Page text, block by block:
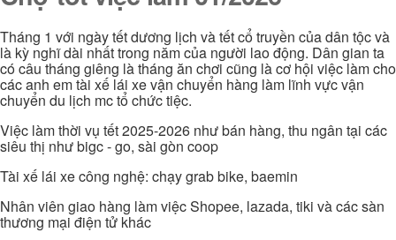
Tháng 1 với ngày tết dương lịch và tết cổ truyền của dân tộc và
là kỳ nghĩ dài nhất trong năm của người lao động. Dân gian ta
có câu tháng giêng là tháng ăn chơi cũng là cơ hội việc làm cho
các anh em tài xế lái xe vận chuyển hàng làm lĩnh vực vận
chuyển du lịch mc tổ chức tiệc.
Việc làm thời vụ tết 2025-2026 như bán hàng, thu ngân tại các
siêu thị như bigc - go, sài gòn coop
Tài xế lái xe công nghệ: chạy grab bike, baemin
Nhân viên giao hàng làm việc Shopee, lazada, tiki và các sàn
thương mại điện tử khác